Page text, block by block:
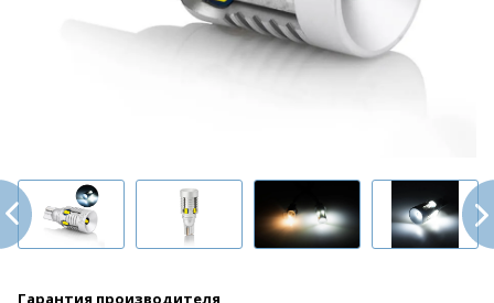
Гарантия производителя